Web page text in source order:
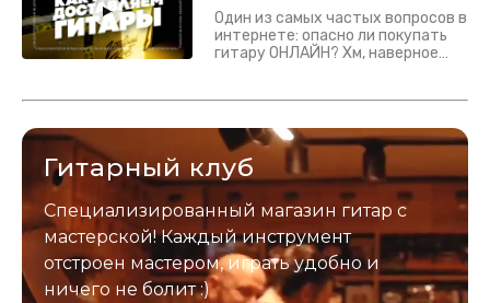
Один из самых частых вопросов в
интернете: опасно ли покупать
гитару ОНЛАЙН? Хм, наверное
застрахован. Случись что -
Гитарный клуб
Специализированный магазин гитар с
мастерской! Каждый инструмент
отстроен мастером, играть удобно и
ничего не болит :)